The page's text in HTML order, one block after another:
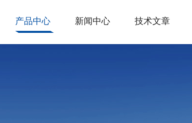
产品中心 新闻中心 技术文章